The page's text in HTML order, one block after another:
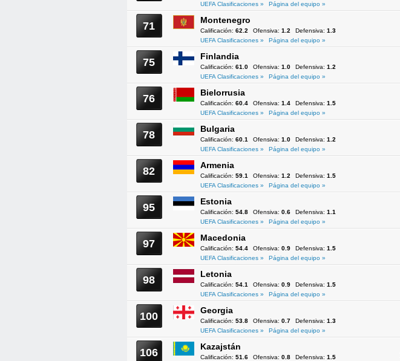
UEFA Clasificaciones »
Página del equipo »
71 Montenegro
Calificación: 62.2 Ofensiva: 1.2 Defensiva: 1.3
UEFA Clasificaciones »
Página del equipo »
75 Finlandia
Calificación: 61.0 Ofensiva: 1.0 Defensiva: 1.2
UEFA Clasificaciones »
Página del equipo »
76 Bielorrusia
Calificación: 60.4 Ofensiva: 1.4 Defensiva: 1.5
UEFA Clasificaciones »
Página del equipo »
78 Bulgaria
Calificación: 60.1 Ofensiva: 1.0 Defensiva: 1.2
UEFA Clasificaciones »
Página del equipo »
82 Armenia
Calificación: 59.1 Ofensiva: 1.2 Defensiva: 1.5
UEFA Clasificaciones »
Página del equipo »
95 Estonia
Calificación: 54.8 Ofensiva: 0.6 Defensiva: 1.1
UEFA Clasificaciones »
Página del equipo »
97 Macedonia
Calificación: 54.4 Ofensiva: 0.9 Defensiva: 1.5
UEFA Clasificaciones »
Página del equipo »
98 Letonia
Calificación: 54.1 Ofensiva: 0.9 Defensiva: 1.5
UEFA Clasificaciones »
Página del equipo »
100 Georgia
Calificación: 53.8 Ofensiva: 0.7 Defensiva: 1.3
UEFA Clasificaciones »
Página del equipo »
106 Kazajstán
Calificación: 51.6 Ofensiva: 0.8 Defensiva: 1.5